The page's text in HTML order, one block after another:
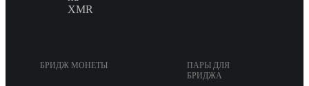
XMR
БРИДЖ МОНЕТЫ
ПАРЫ ДЛЯ
БРИДЖА